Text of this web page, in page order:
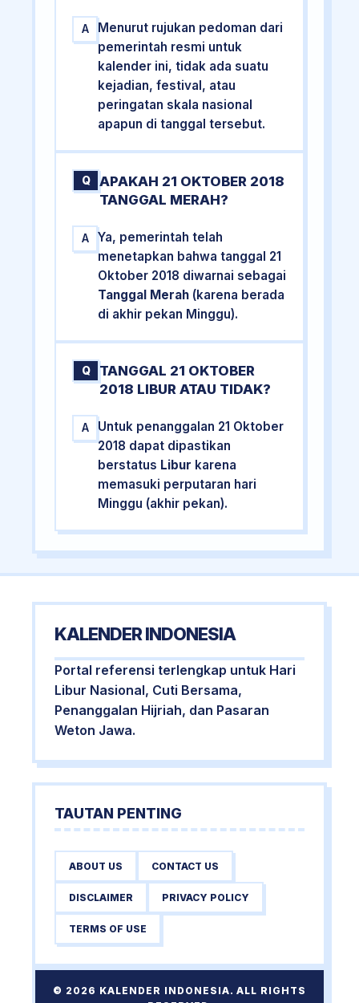
A
Menurut rujukan pedoman dari
pemerintah resmi untuk
kalender ini, tidak ada suatu
kejadian, festival, atau
peringatan skala nasional
apapun di tanggal tersebut.
Q
APAKAH 21 OKTOBER 2018
TANGGAL MERAH?
A
Ya, pemerintah telah
menetapkan bahwa tanggal 21
Oktober 2018 diwarnai sebagai
Tanggal Merah (karena berada
di akhir pekan Minggu).
Q
TANGGAL 21 OKTOBER
2018 LIBUR ATAU TIDAK?
A
Untuk penanggalan 21 Oktober
2018 dapat dipastikan
berstatus Libur karena
memasuki perputaran hari
Minggu (akhir pekan).
KALENDER INDONESIA
Portal referensi terlengkap untuk Hari
Libur Nasional, Cuti Bersama,
Penanggalan Hijriah, dan Pasaran
Weton Jawa.
TAUTAN PENTING
ABOUT US CONTACT US
DISCLAIMER PRIVACY POLICY
TERMS OF USE
© 2026 KALENDER INDONESIA. ALL RIGHTS